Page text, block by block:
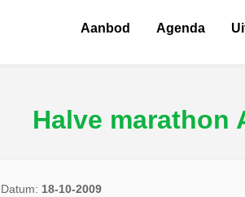
Aanbod Agenda
Halve marathon
Datum: 18-10-2009